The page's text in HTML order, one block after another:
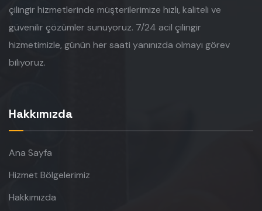
çilingir hizmetlerinde müşterilerimize hızlı, kaliteli ve
güvenilir çözümler sunuyoruz. 7/24 acil çilingir
hizmetimizle, günün her saati yanınızda olmayı görev
biliyoruz.
Hakkımızda
Ana Sayfa
Hizmet Bölgelerimiz
Hakkımızda